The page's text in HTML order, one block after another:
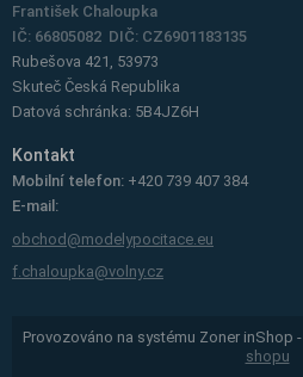
František Chaloupka
IČ: 66805082 DIČ: CZ6901183135
Rubešova 421, 53973
Skuteč Česká Republika
Datová schránka: 5B4JZ6H
Kontakt
Mobilní telefon: +420 739 407 384
E-mail:
obchod@modelypocitace.eu
f.chaloupka@volny.cz
Provozováno na systému Zoner inShop -
shopu